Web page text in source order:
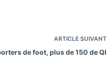
ARTICLE SUIVANT
de foot, plus de 150 de QI